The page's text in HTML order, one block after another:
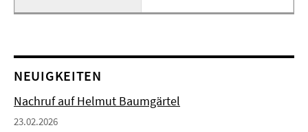
NEUIGKEITEN
Nachruf auf Helmut Baumgärtel
23.02.2026